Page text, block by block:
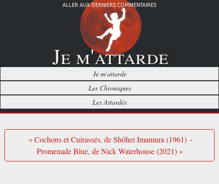
ALLER AUX DERNIERS COMMENTAIRES
Je m'attarde
Je m'attarde
Les Chroniques
Les Attardés
« Cochons et Cuirassés, de Shōhei Imamura (1961) -
Promenade Blue, de Nick Waterhouse (2021) »